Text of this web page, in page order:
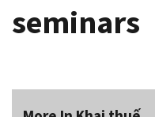
seminars